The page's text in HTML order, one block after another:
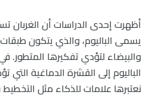
أظهرت إحدى الدراسات أن الغربان
يسمى الباليوم، والذي يتكون
والبيضاء لتؤدي تفكيرها المتطور.
الباليوم إلى القشرة الدماغية التي
نعتبرها علامات للذكاء مثل